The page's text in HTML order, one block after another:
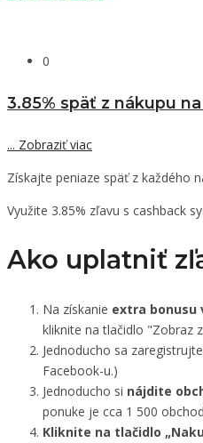
0
3.85% späť z nákupu
... Zobraziť viac
Získajte peniaze späť z každého
Využite 3.85% zľavu s cashback
Ako uplatniť
Na získanie extra bonusu
kliknite na tlačidlo "Zobraz
Jednoducho sa
Facebook-u.)
Jednoducho si nájdite
ponuke je cca 1 500
Kliknite na tlačidlo